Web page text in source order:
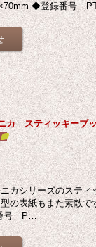
◆登録番号
カ スティッキー
カシリーズのステ
の表紙もまた素敵
号 P…